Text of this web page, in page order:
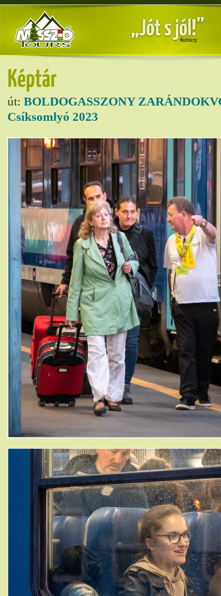
Képtár
út: BOLDOGASSZONY
Csíksomlyó 2023